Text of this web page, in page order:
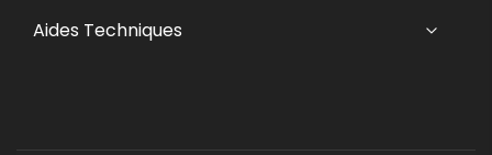
Aides Techniques